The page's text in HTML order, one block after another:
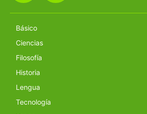
Básico
Ciencias
Filosofía
Historia
Lengua
Tecnología